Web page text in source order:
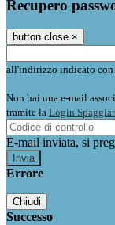
Recupero
button close ×
all'indirizzo indicato con
Non hai una e-mail
tramite la Login
E-mail inviata, si
Errore
Chiudi
Successo